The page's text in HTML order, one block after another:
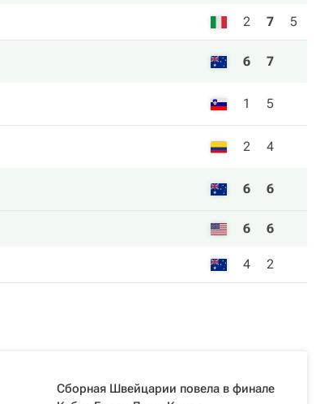
2 7 5
6 7
1 5
2 4
6 6
6 6
4 2
Сборная Швейцарии повела в финале